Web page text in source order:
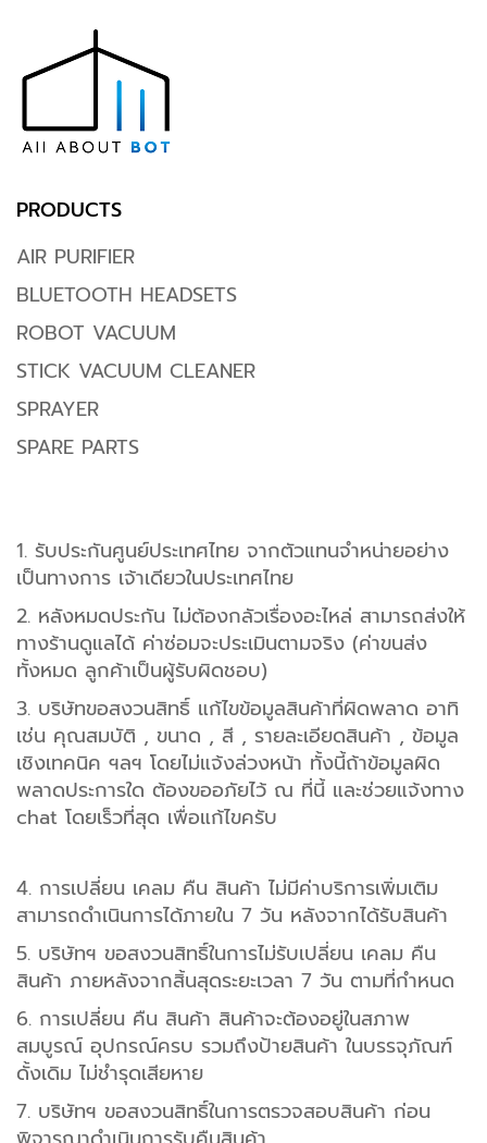
PRODUCTS
AIR PURIFIER
BLUETOOTH HEADSETS
ROBOT VACUUM
STICK VACUUM CLEANER
SPRAYER
SPARE PARTS
1. รับประกันศูนย์ประเทศไทย จากตัวแทนจำหน่ายอย่าง
เป็นทางการ เจ้าเดียวในประเทศไทย
2. หลังหมดประกัน ไม่ต้องกลัวเรื่องอะไหล่ สามารถส่งให้
ทางร้านดูแลได้ ค่าซ่อมจะประเมินตามจริง (ค่าขนส่ง
ทั้งหมด ลูกค้าเป็นผู้รับผิดชอบ)
3. บริษัทขอสงวนสิทธิ์ แก้ไขข้อมูลสินค้าที่ผิดพลาด อาทิ
เช่น คุณสมบัติ , ขนาด , สี , รายละเอียดสินค้า , ข้อมูล
เชิงเทคนิค ฯลฯ โดยไม่แจ้งล่วงหน้า ทั้งนี้ถ้าข้อมูลผิด
พลาดประการใด ต้องขออภัยไว้ ณ ที่นี้ และช่วยแจ้งทาง
chat โดยเร็วที่สุด เพื่อแก้ไขครับ
4. การเปลี่ยน เคลม คืน สินค้า ไม่มีค่าบริการเพิ่มเติม
สามารถดำเนินการได้ภายใน 7 วัน หลังจากได้รับสินค้า
5. บริษัทฯ ขอสงวนสิทธิ์ในการไม่รับเปลี่ยน เคลม คืน
สินค้า ภายหลังจากสิ้นสุดระยะเวลา 7 วัน ตามที่กำหนด
6. การเปลี่ยน คืน สินค้า สินค้าจะต้องอยู่ในสภาพ
สมบูรณ์ อุปกรณ์ครบ รวมถึงป้ายสินค้า ในบรรจุภัณฑ์
ดั้งเดิม ไม่ชำรุดเสียหาย
7. บริษัทฯ ขอสงวนสิทธิ์ในการตรวจสอบสินค้า ก่อน